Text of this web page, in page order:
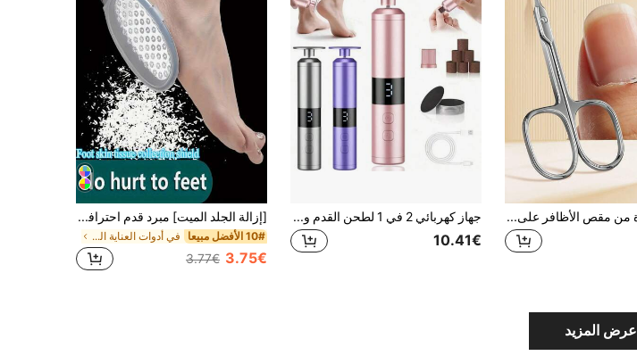
قطعة واحدة من مقص الأظافر على الطراز الروسي مع وظيفة تجديد الكالوس، تصميم منحني، مادة الفولاذ المقاوم للصدأ الاحترافية، مناسب للعناية بالأظافر، لوازم المانيكير، أدوات المانيكير، أدوات فن المانيكير، لوازم العودة إلى المدرسة جهاز كهربائي 2 في 1 لطحن القدم والأظافر - جهاز بديكير USB مع 3 إعدادات سرعة، شاشة LCD، 16 رأس قابل للتبديل، للعناية بالقدمين واليدين في المنزل، شحن سريع، تصميم إرجونومي، متعدد الوظائف أداة تجميل
10.41€
[إزالة الجلد الميت] مبرد قدم احترافي من الفولاذ المقاوم للصدأ متعدد الاستخدامات، أداة برد القدم بدون ألم، أداة تشذيب وتنظيف القدم، تصميم مضاد للرذاذ، مناسب للرجال والنساء ذوي باطن القدم الخشن، العناية بالقدم في المنزل، تقشير القدم، عيد الميلاد والهالوين
10# الأفضل مبيعا في أدوات العناية الشخصية والنظافة أدوات العناية با
3.75€
3.77€
عرض المزيد